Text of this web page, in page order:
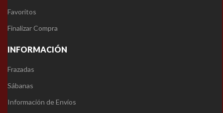
Favoritos
Finalizar Compra
INFORMACIÓN
Frazadas
Sábanas
Información de Envíos